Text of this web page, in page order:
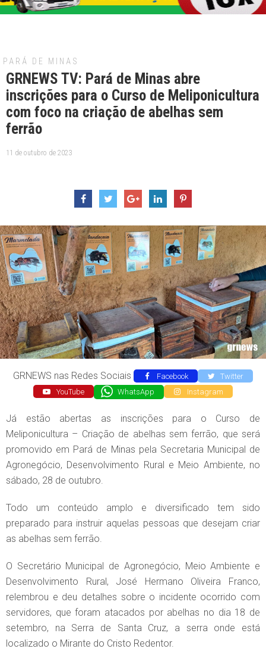
PARÁ DE MINAS
GRNEWS TV: Pará de Minas abre
inscrições para o Curso de Meliponicultura
com foco na criação de abelhas sem
ferrão
11 de outubro de 2023
GRNEWS nas Redes Sociais Facebook
Twitter
YouTube
WhatsApp Instagram
Já estão abertas as inscrições para o Curso de
Meliponicultura – Criação de abelhas sem ferrão, que será
promovido em Pará de Minas pela Secretaria Municipal de
Agronegócio, Desenvolvimento Rural e Meio Ambiente, no
sábado, 28 de outubro.
Todo um conteúdo amplo e diversificado tem sido
preparado para instruir aquelas pessoas que desejam criar
as abelhas sem ferrão.
O Secretário Municipal de Agronegócio, Meio Ambiente e
Desenvolvimento Rural, José Hermano Oliveira Franco,
relembrou e deu detalhes sobre o incidente ocorrido com
servidores, que foram atacados por abelhas no dia 18 de
setembro, na Serra de Santa Cruz, a serra onde está
localizado o Mirante do Cristo Redentor.